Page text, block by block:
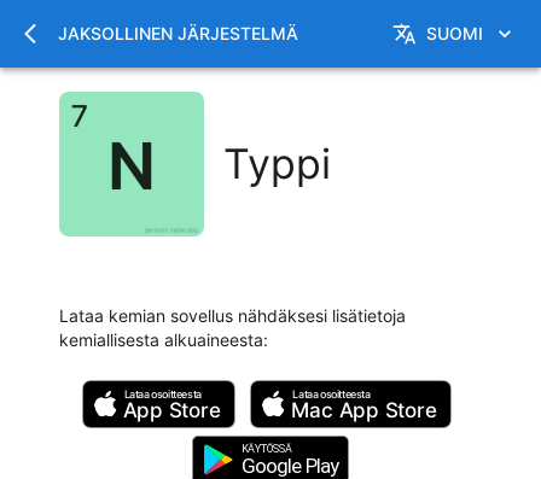
JAKSOLLINEN JÄRJESTELMÄ SUOMI
Typpi
Lataa kemian sovellus nähdäksesi lisätietoja
kemiallisesta alkuaineesta:
Lataa osoitteesta
App Store
Lataa osoitteesta
Mac App Store
KÄYTÖSSÄ
Google Play